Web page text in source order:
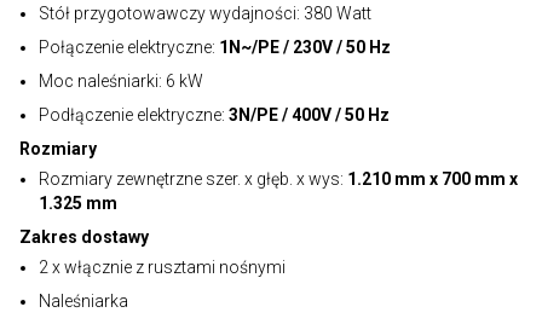
Stół przygotowawczy wydajności: 380 Watt
Połączenie elektryczne: 1N~/PE / 230V / 50 Hz
Moc naleśniarki: 6 kW
Podłączenie elektryczne: 3N/PE / 400V / 50 Hz
Rozmiary
Rozmiary zewnętrzne szer. x głęb. x wys: 1.210 mm x 700 mm x
1.325 mm
Zakres dostawy
2 x włącznie z rusztami nośnymi
Naleśniarka